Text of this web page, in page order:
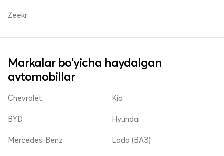
Zeekr
Markalar bo'yicha haydalgan
avtomobillar
Chevrolet
BYD
Mercedes-Benz
Kia
Hyundai
Lada (ВАЗ)